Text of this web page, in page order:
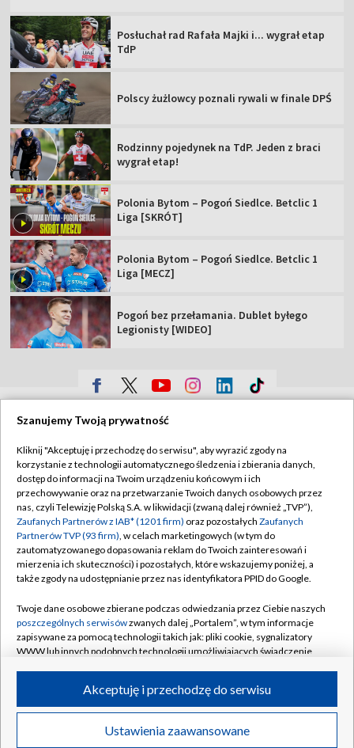
Transmisje Wideo
Posłuchał rad Rafała Majki i... wygrał etap
TdP
Polscy żużlowcy poznali rywali w finale DPŚ
Rodzinny pojedynek na TdP. Jeden z braci
wygrał etap!
Polonia Bytom – Pogoń Siedlce. Betclic 1
Liga [SKRÓT]
Polonia Bytom – Pogoń Siedlce. Betclic 1
Liga [MECZ]
Pogoń bez przełamania. Dublet byłego
Legionisty [WIDEO]
Sklep TVP
Biuro Reklamy
Oferta Handlowa
Telegazeta ogłoszenia
Emisja w TVP
Ogłoszenia przetargowe
Akademia Telewizyjna
Centrum informacji TVP
System NOS
Polityka prywatności
Moje zgody
Biuro reklamy
Kontakt
©2026 Telewizja Polska Spółka Akcyjna w likwidacji
Szanujemy Twoją prywatność
Kliknij "Akceptuję i przechodzę do serwisu", aby wyrazić zgody na
korzystanie z technologii automatycznego śledzenia i zbierania danych,
dostęp do informacji na Twoim urządzeniu końcowym i ich
przechowywanie oraz na przetwarzanie Twoich danych osobowych przez
nas, czyli Telewizję Polską S.A. w likwidacji (zwaną dalej również „TVP”),
Zaufanych Partnerów z IAB* (1201 firm) oraz pozostałych Zaufanych
Partnerów TVP (93 firm), w celach marketingowych (w tym do
zautomatyzowanego dopasowania reklam do Twoich zainteresowań i
mierzenia ich skuteczności) i pozostałych, które wskazujemy poniżej, a
także zgody na udostępnianie przez nas identyfikatora PPID do Google.
Twoje dane osobowe zbierane podczas odwiedzania przez Ciebie naszych
poszczególnych serwisówzwanych dalej „Portalem”, w tym informacje
zapisywane za pomocą technologii takich jak: pliki cookie, sygnalizatory
WWW lub innych podobnych technologii umożliwiających świadczenie
ruchu w Internecie.
Twoje dane osobowe zbierane podczas odwiedzania przez Ciebie
poszczególnych serwisówna Portalu, takie jak adresy IP, identyfikatory
Ustawienia zaawansowane
Akceptuję i przechodzę do serwisu